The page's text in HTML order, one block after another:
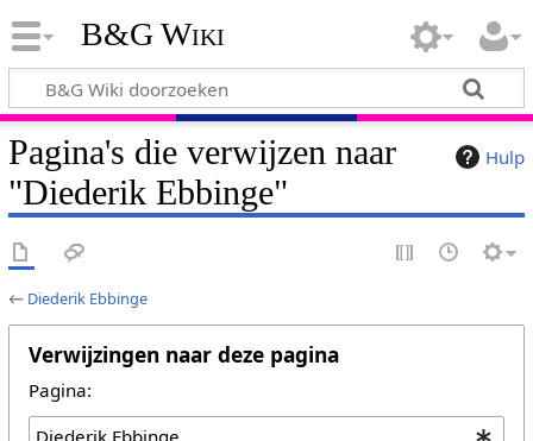
B&G Wiki
Hulp
Pagina's die verwijzen naar
"Diederik Ebbinge"
← Diederik Ebbinge
Verwijzingen naar deze pagina
Pagina: